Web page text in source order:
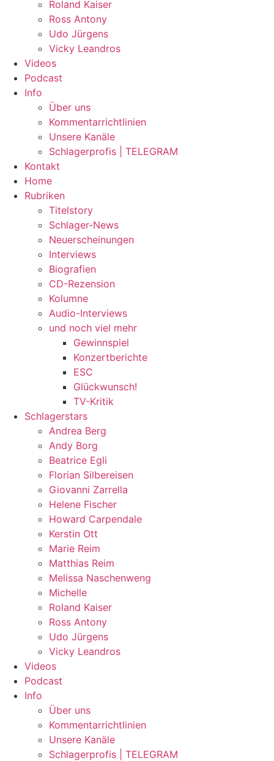
Roland Kaiser
Ross Antony
Udo Jürgens
Vicky Leandros
Videos
Podcast
Info
Über uns
Kommentarrichtlinien
Unsere Kanäle
Schlagerprofis | TELEGRAM
Kontakt
Home
Rubriken
Titelstory
Schlager-News
Neuerscheinungen
Interviews
Biografien
CD-Rezension
Kolumne
Audio-Interviews
und noch viel mehr
Gewinnspiel
Konzertberichte
ESC
Glückwunsch!
TV-Kritik
Schlagerstars
Andrea Berg
Andy Borg
Beatrice Egli
Florian Silbereisen
Giovanni Zarrella
Helene Fischer
Howard Carpendale
Kerstin Ott
Marie Reim
Matthias Reim
Melissa Naschenweng
Michelle
Roland Kaiser
Ross Antony
Udo Jürgens
Vicky Leandros
Videos
Podcast
Info
Über uns
Kommentarrichtlinien
Unsere Kanäle
Schlagerprofis | TELEGRAM